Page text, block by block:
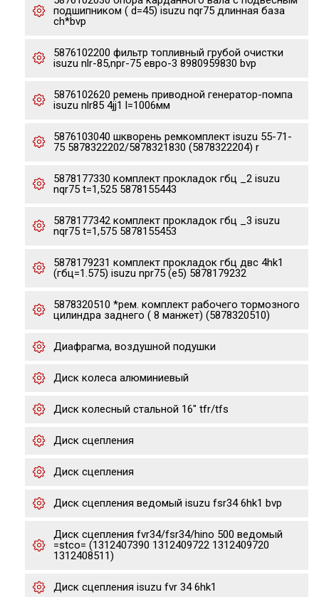
подшипником ( d=45) isuzu nqr75 длинная база
ch*bvp
5876102200 фильтр топливный грубой очистки
isuzu nlr-85,npr-75 евро-3 8980959830 bvp
5876102620 ремень приводной генератор-помпа
isuzu nlr85 4jj1 l=1006мм
5876103040 шкворень ремкомплект isuzu 55-71-
75 5878322202/5878321830 (5878322204) r
5878177330 комплект прокладок гбц _2 isuzu
nqr75 t=1,525 5878155443
5878177342 комплект прокладок гбц _3 isuzu
nqr75 t=1,575 5878155453
5878179231 комплект прокладок гбц двс 4hk1
(гбц=1.575) isuzu npr75 (e5) 5878179232
5878320510 *рем. комплект рабочего тормозного
цилиндра заднего ( 8 манжет) (5878320510)
Диафрагма, воздушной подушки
Диск колеса алюминиевый
Диск колесный стальной 16" tfr/tfs
Диск сцепления
Диск сцепления
Диск сцепления ведомый isuzu fsr34 6hk1 bvp
Диск сцепления fvr34/fsr34/hino 500 ведомый
=stco= (1312407390 1312409722 1312409720
1312408511)
Диск сцепления isuzu fvr 34 6hk1